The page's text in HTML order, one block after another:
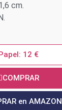
cm.
12 €
COMPRAR
en AMAZON